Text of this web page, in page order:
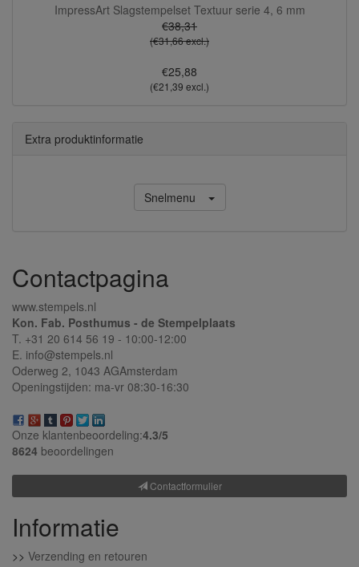
ImpressArt Slagstempelset Textuur serie 4, 6 mm
€38,31
(€31,66 excl.)
€25,88
(€21,39 excl.)
Extra produktinformatie
Snelmenu
Contactpagina
www.stempels.nl
Kon. Fab. Posthumus - de Stempelplaats
T. +31 20 614 56 19 - 10:00-12:00
E. info@stempels.nl
Oderweg 2, 1043 AGAmsterdam
Openingstijden: ma-vr 08:30-16:30
Onze klantenbeoordeling:4.3/5
8624 beoordelingen
Contactformulier
Informatie
>> Verzending en retouren